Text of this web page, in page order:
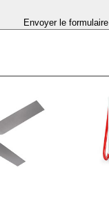
Envoyer le formulaire